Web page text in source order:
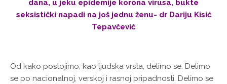
dana, u jeku epidemije korona virusa, bukte
seksistički napadi na još jednu ženu- dr Dariju Kisić
Tepavčević
Od kako postojimo, kao ljudska vrsta, delimo se. Delimo
se po nacionalnoj, verskoj i rasnoj pripadnosti. Delimo se